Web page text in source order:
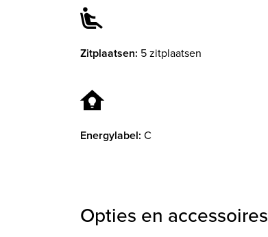
Zitplaatsen: 5 zitplaatsen
Energylabel: C
Opties en accessoires